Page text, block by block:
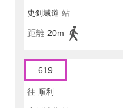
史釗域道 站
距離 20m
619
往 順利